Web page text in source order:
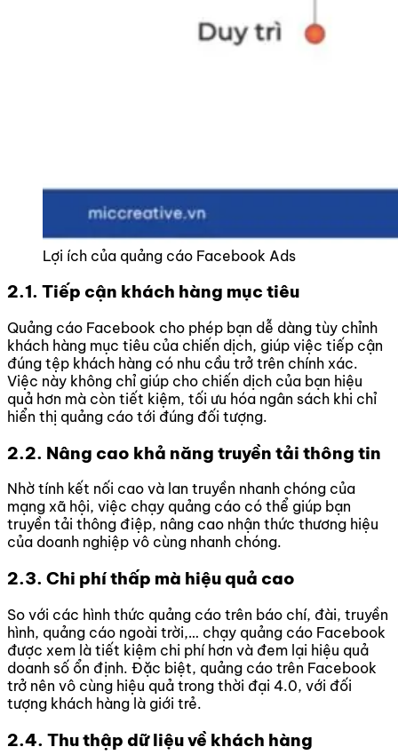
Lợi ích của quảng cáo Facebook Ads
2.1. Tiếp cận khách hàng mục tiêu
Quảng cáo Facebook cho phép bạn dễ dàng tùy chỉnh
khách hàng mục tiêu của chiến dịch, giúp việc tiếp cận
đúng tệp khách hàng có nhu cầu trở trên chính xác.
Việc này không chỉ giúp cho chiến dịch của bạn hiệu
quả hơn mà còn tiết kiệm, tối ưu hóa ngân sách khi chỉ
hiển thị quảng cáo tới đúng đối tượng.
2.2. Nâng cao khả năng truyền tải thông tin
Nhờ tính kết nối cao và lan truyền nhanh chóng của
mạng xã hội, việc chạy quảng cáo có thể giúp bạn
truyền tải thông điệp, nâng cao nhận thức thương hiệu
của doanh nghiệp vô cùng nhanh chóng.
2.3. Chi phí thấp mà hiệu quả cao
So với các hình thức quảng cáo trên báo chí, đài, truyền
hình, quảng cáo ngoài trời,… chạy quảng cáo Facebook
được xem là tiết kiệm chi phí hơn và đem lại hiệu quả
doanh số ổn định. Đặc biệt, quảng cáo trên Facebook
trở nên vô cùng hiệu quả trong thời đại 4.0, với đối
tượng khách hàng là giới trẻ.
2.4. Thu thập dữ liệu về khách hàng